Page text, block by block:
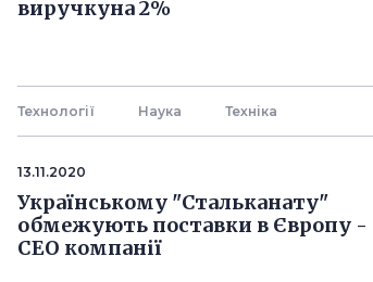
виручкуна 2%
Технології Наука Технiка
13.11.2020
Українському "Стальканату"
обмежують поставки в Європу -
СЕО компанії